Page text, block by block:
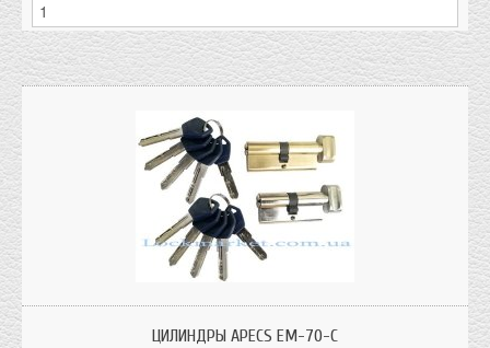
дверных замков под цилиндровый механизм. Изготовлен из латуни.
ЦИЛИНДРЫ APECS EM-70-C